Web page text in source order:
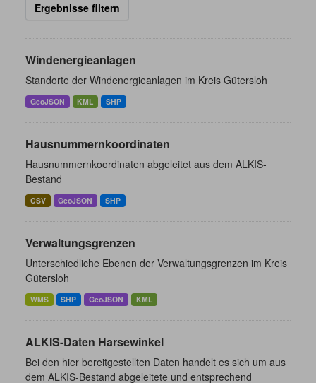
Ergebnisse filtern
Windenergieanlagen
Standorte der Windenergieanlagen im Kreis Gütersloh
GeoJSON KML SHP
Hausnummernkoordinaten
Hausnummernkoordinaten abgeleitet aus dem ALKIS-
Bestand
CSV GeoJSON SHP
Verwaltungsgrenzen
Unterschiedliche Ebenen der Verwaltungsgrenzen im Kreis
Gütersloh
WMS SHP GeoJSON KML
ALKIS-Daten Harsewinkel
Bei den hier bereitgestellten Daten handelt es sich um aus
dem ALKIS-Bestand abgeleitete und entsprechend